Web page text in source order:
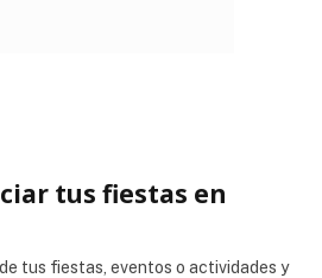
tus fiestas en
tus fiestas, eventos o actividades y